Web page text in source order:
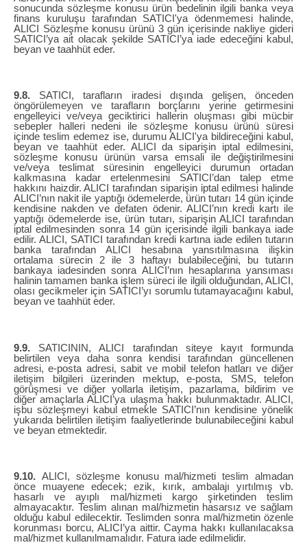
sonucunda sözleşme konusu ürün bedelinin ilgili banka veya
finans kuruluşu tarafından SATICI'ya ödenmemesi halinde,
ALICI Sözleşme konusu ürünü 3 gün içerisinde nakliye gideri
SATICI’ya ait olacak şekilde SATICI’ya iade edeceğini kabul,
beyan ve taahhüt eder.
9.8. SATICI, tarafların iradesi dışında gelişen, önceden
öngörülemeyen ve tarafların borçlarını yerine getirmesini
engelleyici ve/veya geciktirici hallerin oluşması gibi mücbir
sebepler halleri nedeni ile sözleşme konusu ürünü süresi
içinde teslim edemez ise, durumu ALICI'ya bildireceğini kabul,
beyan ve taahhüt eder. ALICI da siparişin iptal edilmesini,
sözleşme konusu ürünün varsa emsali ile değiştirilmesini
ve/veya teslimat süresinin engelleyici durumun ortadan
kalkmasına kadar ertelenmesini SATICI’dan talep etme
hakkını haizdir. ALICI tarafından siparişin iptal edilmesi halinde
ALICI’nın nakit ile yaptığı ödemelerde, ürün tutarı 14 gün içinde
kendisine nakden ve defaten ödenir. ALICI’nın kredi kartı ile
yaptığı ödemelerde ise, ürün tutarı, siparişin ALICI tarafından
iptal edilmesinden sonra 14 gün içerisinde ilgili bankaya iade
edilir. ALICI, SATICI tarafından kredi kartına iade edilen tutarın
banka tarafından ALICI hesabına yansıtılmasına ilişkin
ortalama sürecin 2 ile 3 haftayı bulabileceğini, bu tutarın
bankaya iadesinden sonra ALICI’nın hesaplarına yansıması
halinin tamamen banka işlem süreci ile ilgili olduğundan, ALICI,
olası gecikmeler için SATICI’yı sorumlu tutamayacağını kabul,
beyan ve taahhüt eder.
9.9. SATICININ, ALICI tarafından siteye kayıt formunda
belirtilen veya daha sonra kendisi tarafından güncellenen
adresi, e-posta adresi, sabit ve mobil telefon hatları ve diğer
iletişim bilgileri üzerinden mektup, e-posta, SMS, telefon
görüşmesi ve diğer yollarla iletişim, pazarlama, bildirim ve
diğer amaçlarla ALICI’ya ulaşma hakkı bulunmaktadır. ALICI,
işbu sözleşmeyi kabul etmekle SATICI’nın kendisine yönelik
yukarıda belirtilen iletişim faaliyetlerinde bulunabileceğini kabul
ve beyan etmektedir.
9.10. ALICI, sözleşme konusu mal/hizmeti teslim almadan
önce muayene edecek; ezik, kırık, ambalajı yırtılmış vb.
hasarlı ve ayıplı mal/hizmeti kargo şirketinden teslim
almayacaktır. Teslim alınan mal/hizmetin hasarsız ve sağlam
olduğu kabul edilecektir. Teslimden sonra mal/hizmetin özenle
korunması borcu, ALICI’ya aittir. Cayma hakkı kullanılacaksa
mal/hizmet kullanılmamalıdır. Fatura iade edilmelidir.